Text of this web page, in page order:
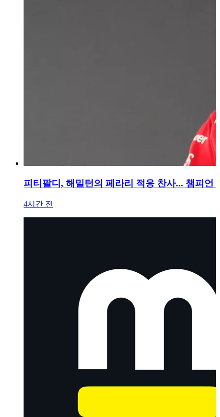
피티팔디, 해밀턴의 페라리 적응 찬사... 챔피언
4시간 전